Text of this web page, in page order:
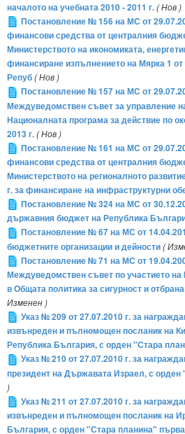
началото на учебната 2010 - 2011 г.( Нов )
Постановление № 156 на МС от
финансови средства от централния
Министерството на икономиката,
финансиране изпълнението на Мярка 1 от
Репуб( Нов )
Постановление № 157 на МС от
Междуведомствен съвет за управление
Националната програма за действие по
2013 г.( Нов )
Постановление № 161 на МС от
финансови средства от централния
Министерството на регионалното
г. за финансиране на инфраструктурни
Постановление № 324 на МС от
държавния бюджет на Република
Постановление № 67 на МС от
бюджетните организации и дейности(
Постановление № 71 на МС от
Междуведомствен съвет по участието
в Общата политика за сигурност и
Изменен )
Указ № 209 от 27.07.2010 г. за
извънреден и пълномощен посланик на
Република България, с орден "Стара
Указ № 210 от 27.07.2010 г. за
президент на Държавата Израел, с
)
Указ № 211 от 27.07.2010 г. за
извънреден и пълномощен посланик на
България, с орден "Стара планина"